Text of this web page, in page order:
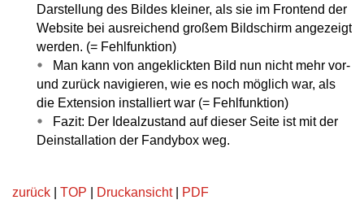
Darstellung des Bildes kleiner, als sie im Frontend der
Website bei ausreichend großem Bildschirm angezeigt
werden. (= Fehlfunktion)
Man kann von angeklickten Bild nun nicht mehr vor-
und zurück navigieren, wie es noch möglich war, als
die Extension installiert war (= Fehlfunktion)
Fazit: Der Idealzustand auf dieser Seite ist mit der
Deinstallation der Fandybox weg.
zurück TOP Druckansicht| PDF